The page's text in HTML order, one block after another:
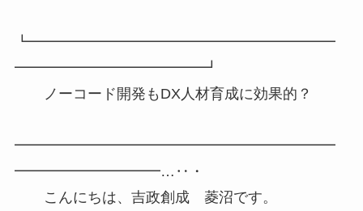
┗━━━━━━━━━━━━━━━━━━━━━
━━━━━━━━━━━━━┛
ノーコード開発もDX人材育成に効果的？
━━━━━━━━━━━━━━━━━━━━━━
━━━━━━━━━━…‥・
こんにちは、吉政創成 菱沼です。